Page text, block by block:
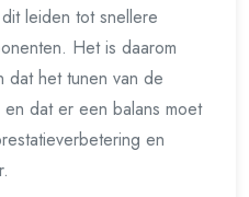
leiden tot snellere
Het is daarom
dat het tunen van de
en dat er een balans moet
en